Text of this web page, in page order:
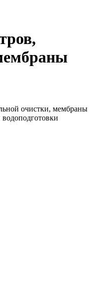
очистки, мембраны